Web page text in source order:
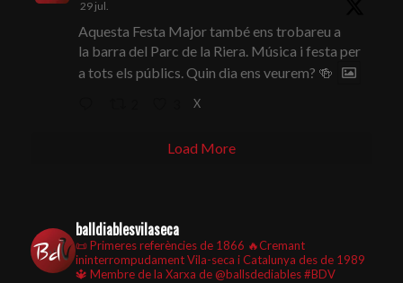
29 jul.
Aquesta Festa Major també ens trobareu a
la barra del Parc de la Riera. Música i festa per
a tots els públics. Quin dia ens veurem? 🍻
X
Load More
balldiablesvilaseca
📜 Primeres referències de 1866 🔥Cremant
ininterrompudament Vila-seca i Catalunya des de 1989
🔱 Membre de la Xarxa de @ballsdediables#BDV